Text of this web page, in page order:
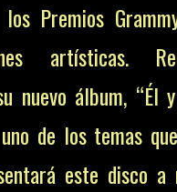
Premios
artísticas.
nuevo álbum, “Él
de los temas
este disco a